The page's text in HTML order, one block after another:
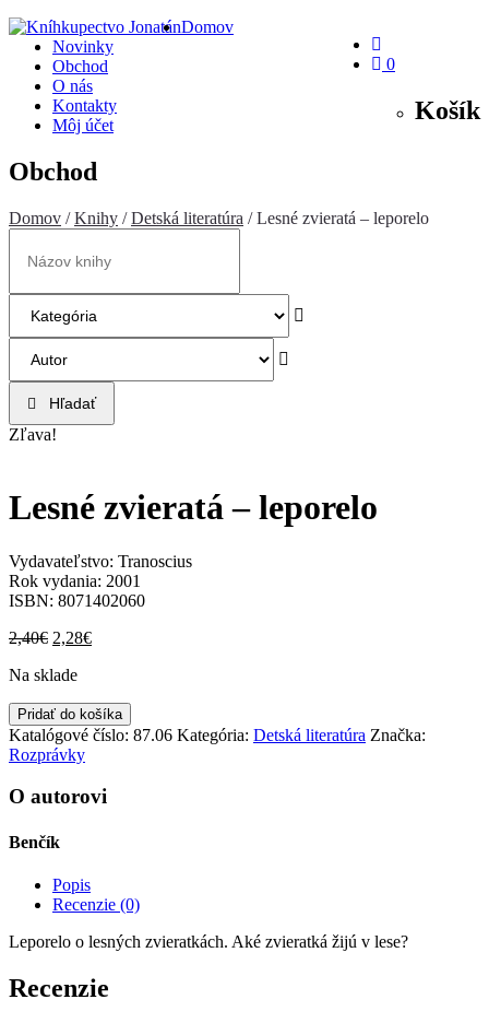
0
Košík
Domov
Novinky
Obchod
O nás
Kontakty
Môj účet
Obchod
Domov /Knihy /Detská literatúra / Lesné zvieratá – leporelo
Hľadať
Zľava!
Lesné zvieratá – leporelo
Vydavateľstvo: Tranoscius
Rok vydania: 2001
ISBN: 8071402060
2,40€ Pôvodná
bola:
2,28€Aktuálna
Na sklade
množstvo
Lesné
zvieratá
leporelo
Pridať do košíka
Katalógové číslo: 87.06 Kategória: Detská literatúra Značka:
Rozprávky
O autorovi
Benčík
Popis
Recenzie (0)
Leporelo o lesných zvieratkách. Aké zvieratká žijú v lese?
Recenzie